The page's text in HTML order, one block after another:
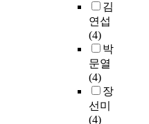
김
연섭
(4)
박
문열
(4)
장
선미
(4)